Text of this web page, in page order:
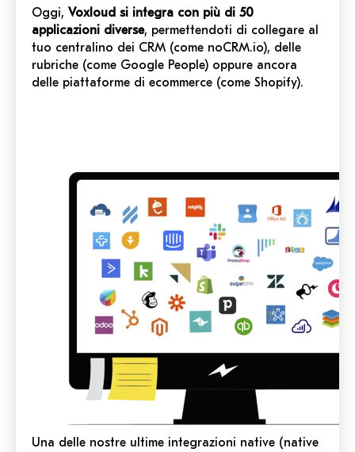
Oggi, Voxloud si integra con più di 50
applicazioni diverse, permettendoti di collegare al
tuo centralino dei CRM (come noCRM.io), delle
rubriche (come Google People) oppure ancora
delle piattaforme di ecommerce (come Shopify).
Una delle nostre ultime integrazioni native (native